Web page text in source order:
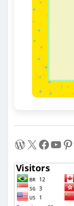
WordPress X Facebook Youtube Pinterest